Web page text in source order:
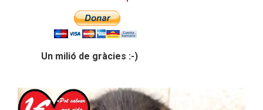
Un milió de gràcies :-)